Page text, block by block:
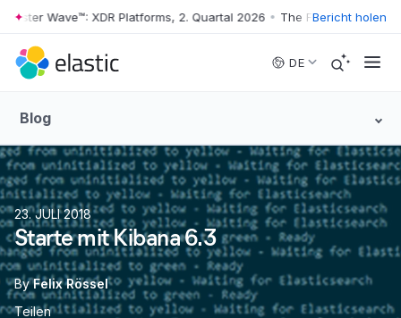
Skip to main content
Wave™: XDR Platforms, 2. Quartal 2026 • The Forrester Wave™:
Bericht holen
DE
Blog
23. JULI 2018
Starte mit Kibana 6.3
By Felix Rössel
Teilen